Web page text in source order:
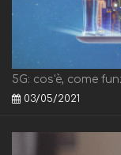
5G: cos'è, come
03/05/2021